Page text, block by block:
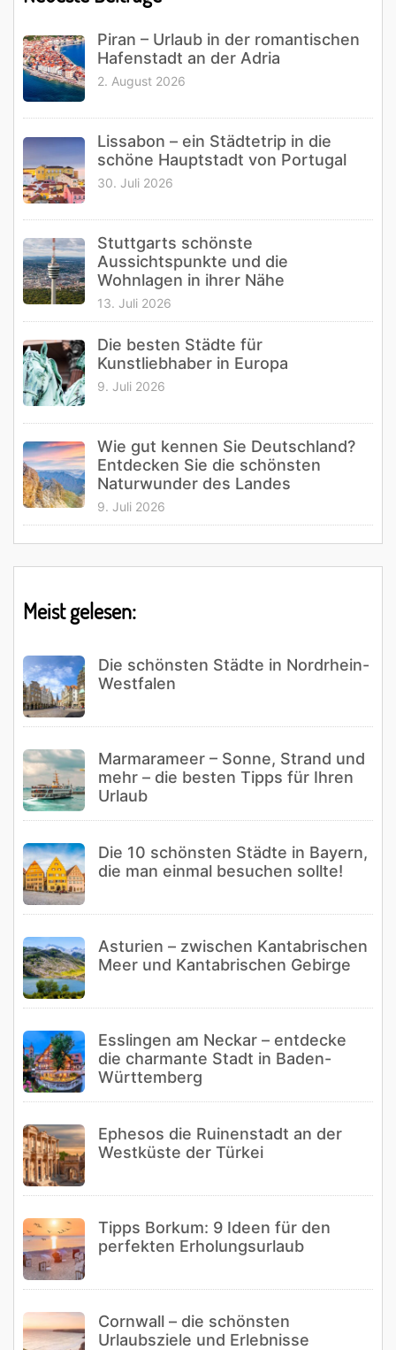
Piran – Urlaub in der romantischen
Hafenstadt an der Adria
2. August 2026
Lissabon – ein Städtetrip in die
schöne Hauptstadt von Portugal
30. Juli 2026
Stuttgarts schönste
Aussichtspunkte und die
Wohnlagen in ihrer Nähe
13. Juli 2026
Die besten Städte für
Kunstliebhaber in Europa
9. Juli 2026
Wie gut kennen Sie Deutschland?
Entdecken Sie die schönsten
Naturwunder des Landes
9. Juli 2026
Meist gelesen:
Die schönsten Städte in Nordrhein-
Westfalen
Marmarameer – Sonne, Strand und
mehr – die besten Tipps für Ihren
Urlaub
Die 10 schönsten Städte in Bayern,
die man einmal besuchen sollte!
Asturien – zwischen Kantabrischen
Meer und Kantabrischen Gebirge
Esslingen am Neckar – entdecke
die charmante Stadt in Baden-
Württemberg
Ephesos die Ruinenstadt an der
Westküste der Türkei
Tipps Borkum: 9 Ideen für den
perfekten Erholungsurlaub
Cornwall – die schönsten
Urlaubsziele und Erlebnisse